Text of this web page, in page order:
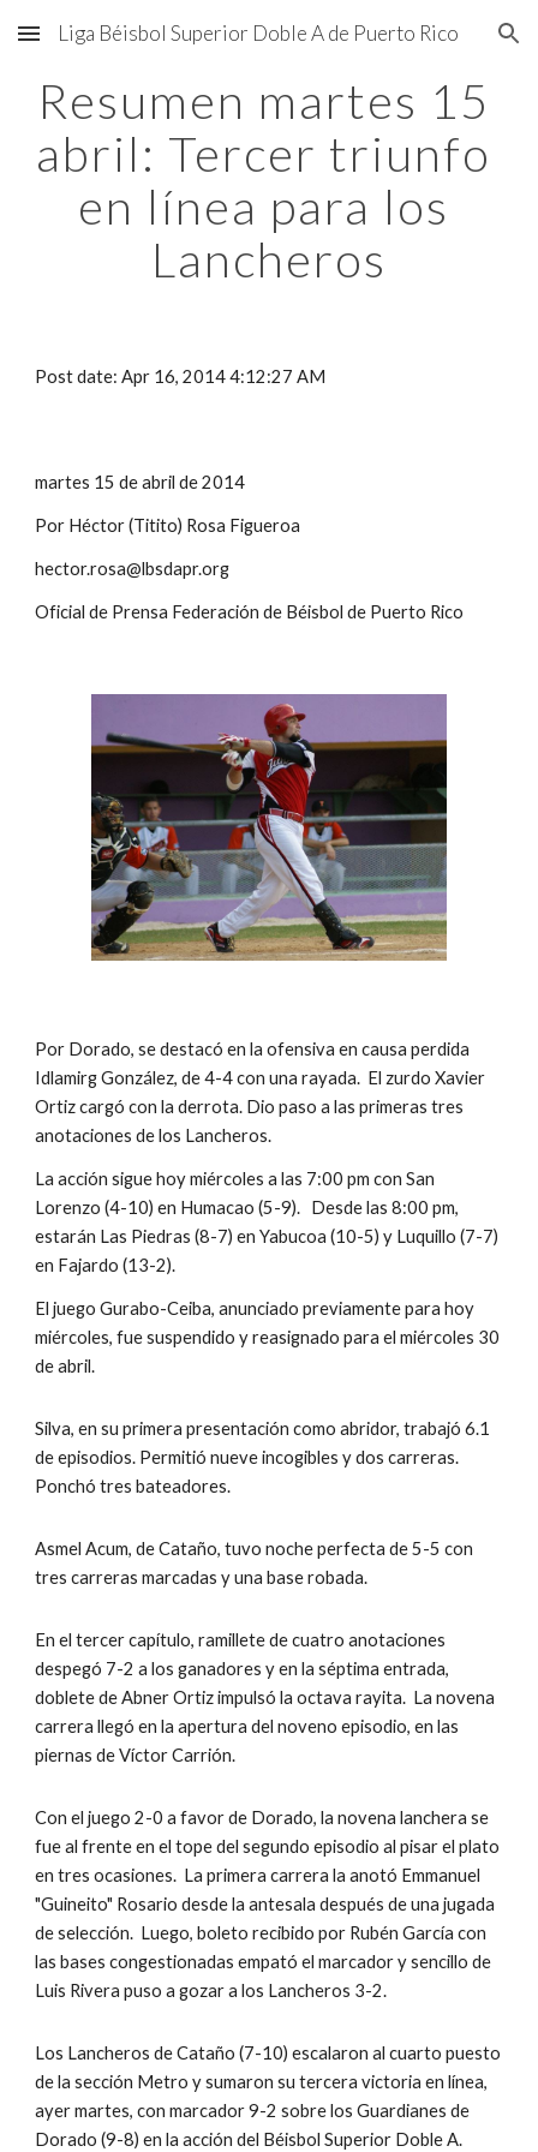
Skip to main content Skip to navigation
Liga Béisbol Superior Doble A de Puerto Rico
Resumen martes 15
abril: Tercer triunfo
en línea para los
Lancheros
Post date: Apr 16, 2014 4:12:27 AM
martes 15 de abril de 2014
Por Héctor (Titito) Rosa Figueroa
hector.rosa@lbsdapr.org
Oficial de Prensa Federación de Béisbol de Puerto Rico
Por Dorado, se destacó en la ofensiva en causa perdida
Idlamirg González, de 4-4 con una rayada.  El zurdo Xavier
Ortiz cargó con la derrota. Dio paso a las primeras tres
anotaciones de los Lancheros.
La acción sigue hoy miércoles a las 7:00 pm con San
Lorenzo (4-10) en Humacao (5-9).   Desde las 8:00 pm,
estarán Las Piedras (8-7) en Yabucoa (10-5) y Luquillo (7-7)
en Fajardo (13-2).
El juego Gurabo-Ceiba, anunciado previamente para hoy
miércoles, fue suspendido y reasignado para el miércoles 30
de abril.
Silva, en su primera presentación como abridor, trabajó 6.1
de episodios. Permitió nueve incogibles y dos carreras.
Ponchó tres bateadores.
Asmel Acum, de Cataño, tuvo noche perfecta de 5-5 con
tres carreras marcadas y una base robada.
En el tercer capítulo, ramillete de cuatro anotaciones
despegó 7-2 a los ganadores y en la séptima entrada,
doblete de Abner Ortiz impulsó la octava rayita.  La novena
carrera llegó en la apertura del noveno episodio, en las
piernas de Víctor Carrión.
Con el juego 2-0 a favor de Dorado, la novena lanchera se
fue al frente en el tope del segundo episodio al pisar el plato
en tres ocasiones.  La primera carrera la anotó Emmanuel
"Guineito" Rosario desde la antesala después de una jugada
de selección.  Luego, boleto recibido por Rubén García con
las bases congestionadas empató el marcador y sencillo de
Luis Rivera puso a gozar a los Lancheros 3-2.
Los Lancheros de Cataño (7-10) escalaron al cuarto puesto
de la sección Metro y sumaron su tercera victoria en línea,
ayer martes, con marcador 9-2 sobre los Guardianes de
Dorado (9-8) en la acción del Béisbol Superior Doble A.